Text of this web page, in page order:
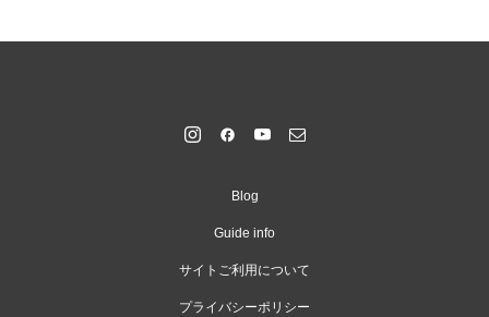
Blog
Guide info
サイトご利用について
プライバシーポリシー